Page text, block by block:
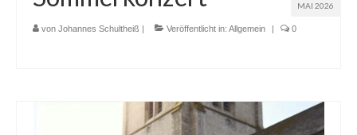
MAI 2026
von Johannes Schultheiß | Veröffentlicht in: Allgemein | 0